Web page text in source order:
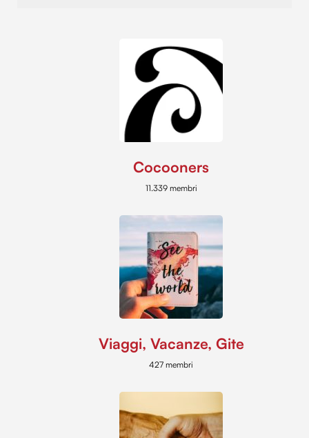
Cocooners
11.339 membri
Viaggi, Vacanze, Gite
427 membri